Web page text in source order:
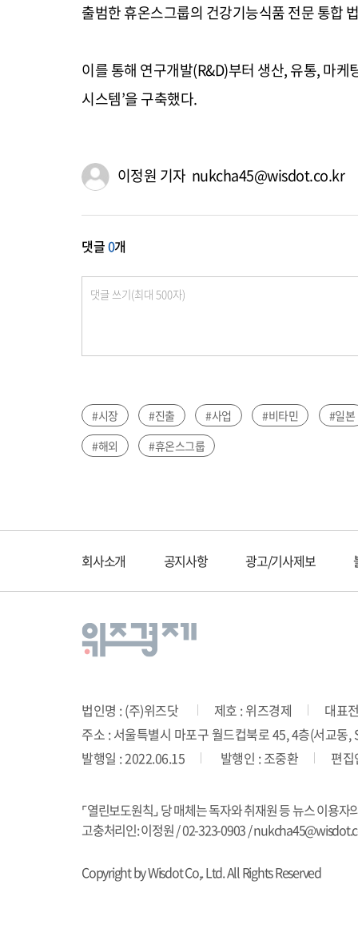
출범한 휴온스그룹의 건강기능식품 전문 통합
이를 통해 연구개발(R&D)부터 생산,유통,마케
시스템’을 구축했다.
이정원 기자 nukcha45@wisdot.co.kr
댓글0개
#시장 #진출 #사업 #비타민
#일본
#해외
#휴온스그룹
회사소개 공지사항 광고/기사제보
법인명 : (주)위즈닷 제호 : 위즈경제
대표
주소 : 서울특별시 마포구 월드컵북로 45, 4층(서교
발행일 : 2022.06.15
발행인 : 조중환 편집
⌜열린보도원칙⌟ 당 매체는 독자와 취재원 등 뉴스 이용
고충처리인: 이정원 / 02-323-0903 /
Copyright by Wisdot Co,. Ltd. All Rights Reserved